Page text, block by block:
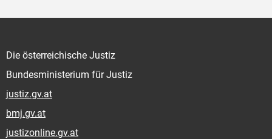
Die österreichische Justiz
Bundesministerium für Justiz
justiz.gv.at
bmj.gv.at
justizonline.gv.at